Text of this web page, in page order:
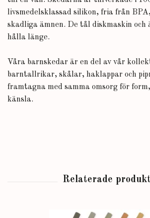
livsmedelsklassad silikon, fria från
skadliga ämnen. De tål diskmaskin
hålla länge.
Våra barnskedar är en del av vår
barntallrikar, skålar, haklappar och
framtagna med samma omsorg för
känsla.